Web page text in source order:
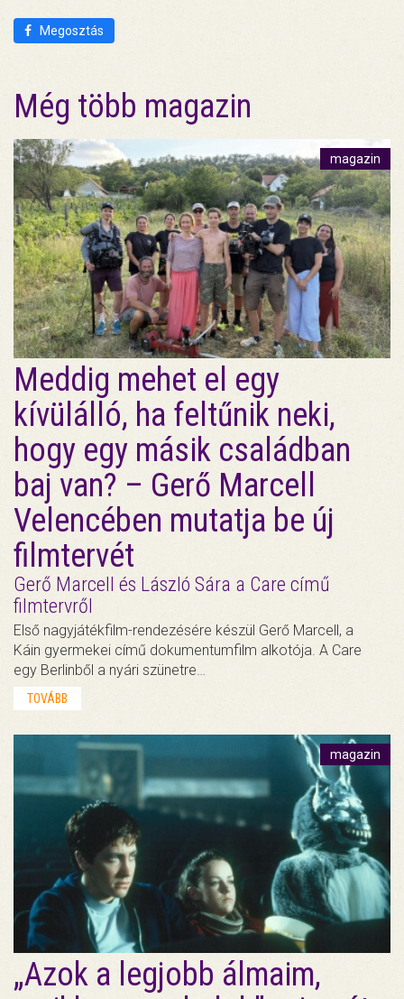
Megosztás
Még több magazin
magazin
Meddig mehet el egy
kívülálló, ha feltűnik neki,
hogy egy másik családban
baj van? – Gerő Marcell
Velencében mutatja be új
filmtervét
Gerő Marcell és László Sára a Care című
filmtervről
Első nagyjátékfilm-rendezésére készül Gerő Marcell, a
Káin gyermekei című dokumentumfilm alkotója. A Care
egy Berlinből a nyári szünetre…
TOVÁBB
magazin
„Azok a legjobb álmaim,